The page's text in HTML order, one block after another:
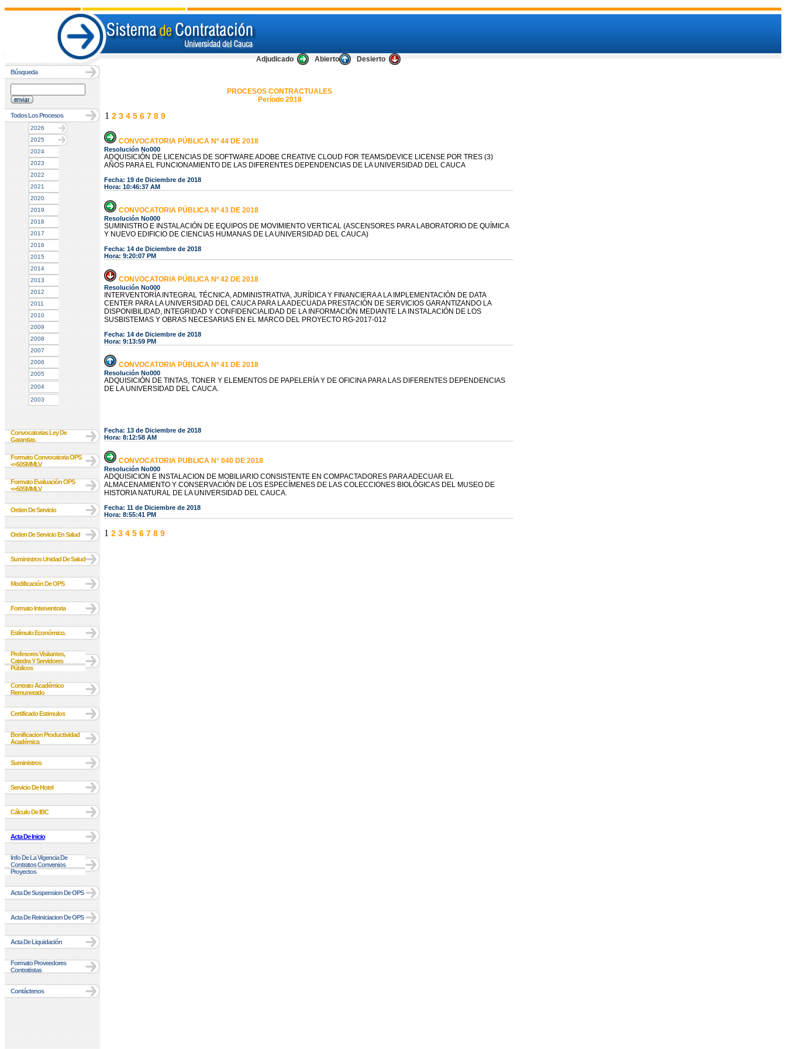
Adjudicado Abierto Desierto
Búsqueda
Todos Los Procesos
2026
2025
2024
2023
2022
2021
2020
2019
2018
2017
2016
2015
2014
2013
2012
2011
2010
2009
2008
2007
2006
2005
2004
2003
Convocatorias Ley De
Garantias
Formato Convocatoria OPS
<=50SMMLV
Formato Evaluación OPS
<=50SMMLV
Orden De Servicio
Orden De Servicio En Salud
Suministros Unidad De Salud
Modificación De OPS
Formato Interventoria
Estímulo Económico.
Profesores Visitantes,
Catedra Y Servidores
Públicos
Contrato Académico
Remunerado
Certificado Estimulos
Bonificacion Productividad
Académica
Suministros
Servicio De Hotel
Cálculo De IBC
Acta De Inicio
Info De La Vigencia De
Contratos Convenios
Proyectos
Acta De Suspension De OPS
Acta De Reiniciacion De OPS
Acta De Liquidación
Formato Proveedores
Contratistas
Contáctenos
PROCESOS CONTRACTUALES
Período 2018
1 2 3 4 5 6 7 8 9
CONVOCATORIA PÚBLICA Nº 44 DE 2018
Resolución No000
ADQUISICIÓN DE LICENCIAS DE SOFTWARE ADOBE CREATIVE CLOUD FOR TEAMS/DEVICE LICENSE POR TRES (3)
AÑOS PARA EL FUNCIONAMIENTO DE LAS DIFERENTES DEPENDENCIAS DE LA UNIVERSIDAD DEL CAUCA
Fecha: 19 de Diciembre de 2018
Hora: 10:46:37 AM
CONVOCATORIA PÚBLICA Nº 43 DE 2018
Resolución No000
SUMINISTRO E INSTALACIÓN DE EQUIPOS DE MOVIMIENTO VERTICAL (ASCENSORES PARA LABORATORIO DE QUÍMICA
Y NUEVO EDIFICIO DE CIENCIAS HUMANAS DE LA UNIVERSIDAD DEL CAUCA)
Fecha: 14 de Diciembre de 2018
Hora: 9:20:07 PM
CONVOCATORIA PÚBLICA Nº 42 DE 2018
Resolución No000
INTERVENTORÍA INTEGRAL TÉCNICA, ADMINISTRATIVA, JURÍDICA Y FINANCIERA A LA IMPLEMENTACIÓN DE DATA
CENTER PARA LA UNIVERSIDAD DEL CAUCA PARA LA ADECUADA PRESTACIÓN DE SERVICIOS GARANTIZANDO LA
DISPONIBILIDAD, INTEGRIDAD Y CONFIDENCIALIDAD DE LA INFORMACIÓN MEDIANTE LA INSTALACIÓN DE LOS
SUSBISTEMAS Y OBRAS NECESARIAS EN EL MARCO DEL PROYECTO RG-2017-012
Fecha: 14 de Diciembre de 2018
Hora: 9:13:59 PM
CONVOCATORIA PÙBLICA Nº 41 DE 2018
Resolución No000
ADQUISICIÓN DE TINTAS, TONER Y ELEMENTOS DE PAPELERÍA Y DE OFICINA PARA LAS DIFERENTES DEPENDENCIAS
DE LA UNIVERSIDAD DEL CAUCA.
Fecha: 13 de Diciembre de 2018
Hora: 8:12:58 AM
CONVOCATORIA PUBLICA N° 040 DE 2018
Resolución No000
ADQUISICION E INSTALACION DE MOBILIARIO CONSISTENTE EN COMPACTADORES PARA ADECUAR EL
ALMACENAMIENTO Y CONSERVACIÓN DE LOS ESPECÍMENES DE LAS COLECCIONES BIOLÓGICAS DEL MUSEO DE
HISTORIA NATURAL DE LA UNIVERSIDAD DEL CAUCA.
Fecha: 11 de Diciembre de 2018
Hora: 8:55:41 PM
1 2 3 4 5 6 7 8 9